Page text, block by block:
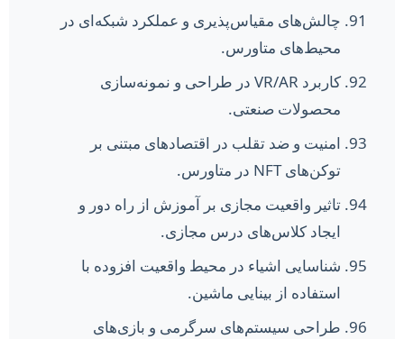
چالش‌های مقیاس‌پذیری و عملکرد شبکه‌ای در
محیط‌های متاورس.
کاربرد VR/AR در طراحی و نمونه‌سازی
محصولات صنعتی.
امنیت و ضد تقلب در اقتصادهای مبتنی بر
توکن‌های NFT در متاورس.
تاثیر واقعیت مجازی بر آموزش از راه دور و
ایجاد کلاس‌های درس مجازی.
شناسایی اشیاء در محیط واقعیت افزوده با
استفاده از بینایی ماشین.
طراحی سیستم‌های سرگرمی و بازی‌های